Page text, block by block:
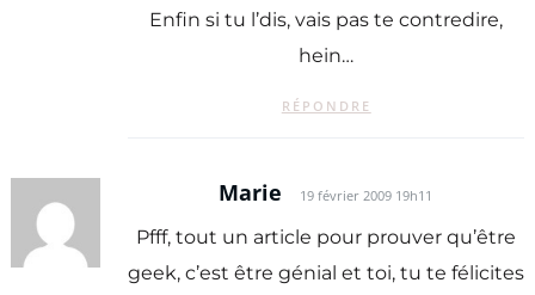
Enfin si tu l’dis, vais pas te contredire,
hein…
RÉPONDRE
Marie 19 février 2009 19h11
Pfff, tout un article pour prouver qu’être
geek, c’est être génial et toi, tu te félicites